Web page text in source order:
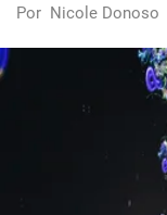
Por Nicole Donoso